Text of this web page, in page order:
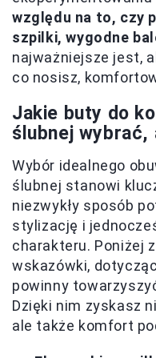
względu na to, czy
szpilki, wygodne
najważniejsze jest,
co nosisz,
Jakie buty do
ślubnej wybrać,
Wybór idealnego
ślubnej stanowi
niezwykły sposób
stylizację i
charakteru. Poniżej
wskazówki,
powinny
Dzięki nim zyskasz
ale także komfort